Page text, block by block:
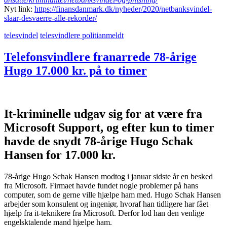
Nyt link: https://finansdanmark.dk/nyheder/2020/netbanksvindel-
slaar-desvaerre-alle-rekorder/
telesvindel telesvindlere politianmeldt
Telefonsvindlere franarrede 78-årige
Hugo 17.000 kr. på to timer
It-kriminelle udgav sig for at være fra
Microsoft Support, og efter kun to timer
havde de snydt 78-årige Hugo Schak
Hansen for 17.000 kr.
78-årige Hugo Schak Hansen modtog i januar sidste år en besked
fra Microsoft. Firmaet havde fundet nogle problemer på hans
computer, som de gerne ville hjælpe ham med. Hugo Schak Hansen
arbejder som konsulent og ingeniør, hvoraf han tidligere har fået
hjælp fra it-teknikere fra Microsoft. Derfor lod han den venlige
engelsktalende mand hjælpe ham.